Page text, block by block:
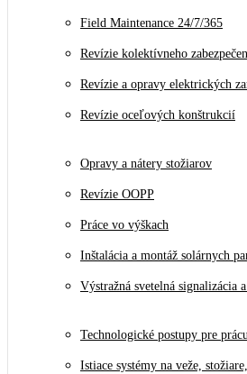
Field Maintenance 24/7/365
Revízie kolektívneho
Revízie a opravy elektrických
Revízie oceľových konštrukcií
Opravy a nátery stožiarov
Revízie OOPP
Práce vo výškach
Inštalácia a montáž solárnych
Výstražná svetelná signalizácia
Technologické postupy pre
Istiace systémy na veže,